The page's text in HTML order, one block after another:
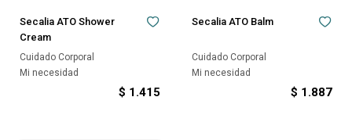
Secalia ATO Shower
Cream
Cuidado Corporal
Mi necesidad
$ 1.415
Secalia ATO Balm
Cuidado Corporal
Mi necesidad
$ 1.887